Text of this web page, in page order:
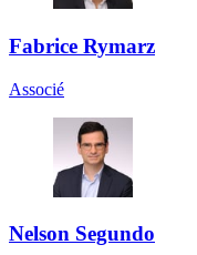
Fabrice Rymarz
Associé
Nelson Segundo